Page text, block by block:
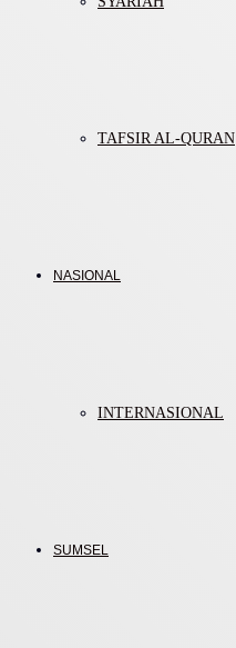
TAFSIR AL-QURAN
NASIONAL
INTERNASIONAL
SUMSEL